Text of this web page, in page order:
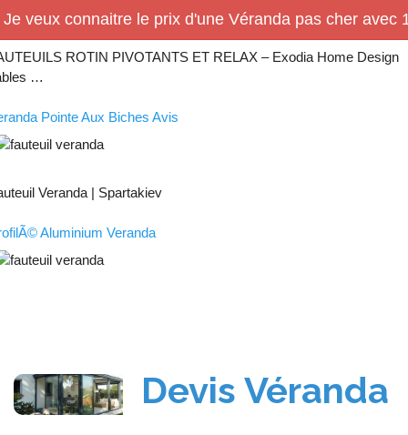
Je veux connaitre le prix d'une Véranda pas cher avec
ROTIN PIVOTANTS ET RELAX – Exodia Home Design
…
Pointe Aux Biches Avis
Veranda | Spartakiev
Aluminium Veranda